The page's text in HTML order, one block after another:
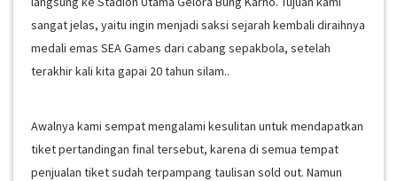
sangat jelas, yaitu ingin menjadi saksi sejarah kembali diraihnya
medali emas SEA Games dari cabang sepakbola, setelah
terakhir kali kita gapai 20 tahun silam..
Awalnya kami sempat mengalami kesulitan untuk mendapatkan
tiket pertandingan final tersebut, karena di semua tempat
penjualan tiket sudah terpampang taulisan sold out. Namun